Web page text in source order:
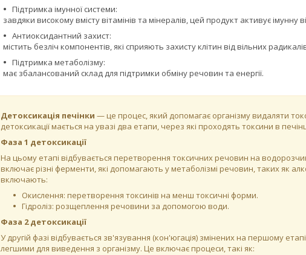
Підтримка імунної системи:
завдяки високому вмісту вітамінів та мінералів, цей продукт активує імунну
Антиоксидантний захист:
містить безліч компонентів, які сприяють захисту клітин від вільних
Підтримка метаболізму:
має збалансований склад для підтримки обміну речовин та енергії.
Детоксикація печінки — це процес, який допомагає організму видаляти
детоксикації мається на увазі два етапи, через які проходять токсини в
Фаза 1 детоксикації
На цьому етапі відбувається перетворення токсичних речовин на
включає різні ферменти, які допомагають у метаболізмі речовин, таких як
включають:
Окислення: перетворення токсинів на менш токсичні форми.
Гідроліз: розщеплення речовини за допомогою води.
Фаза 2 детоксикації
У другій фазі відбувається зв'язування (кон'югація) змінених на першому
легшими для виведення з організму. Це включає процеси, такі як: